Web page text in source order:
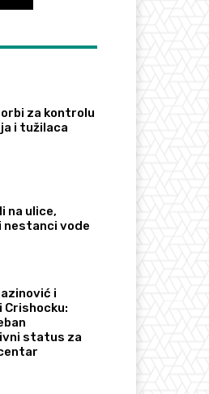
za kontrolu
i tužilaca
na ulice,
nestanci vode
i
Crishocku:
status za